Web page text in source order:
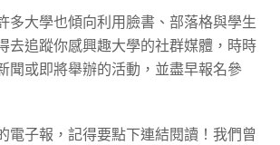
多大學也傾向利用臉書、部落格與學生
去追蹤你感興趣大學的社群媒體，時時
聞或即將舉辦的活動，並盡早報名參
電子報，記得要點下連結閱讀！我們曾